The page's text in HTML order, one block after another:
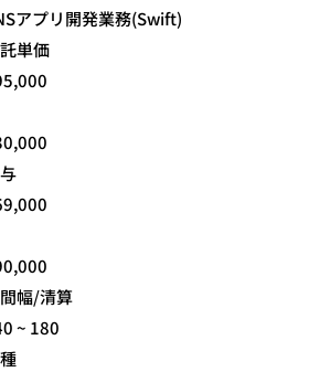
アプリ開発業務(Swift)
単価
幅/清算
~ 180